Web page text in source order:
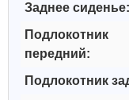
Заднее сиденье:
Подлокотник
передний:
Подлокотник